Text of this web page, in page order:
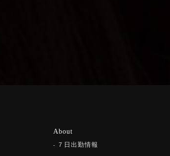
About
７日出勤情報